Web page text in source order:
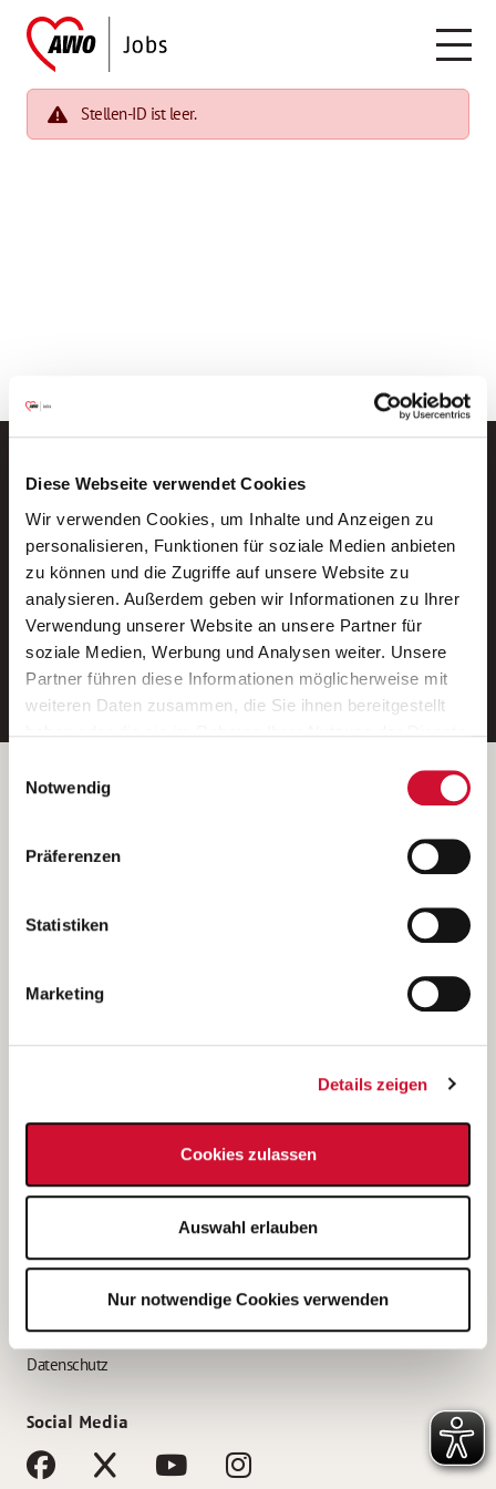
Diese Webseite verwendet Cookies
Wir verwenden Cookies, um Inhalte und Anzeigen zu
personalisieren, Funktionen für soziale Medien anbieten
zu können und die Zugriffe auf unsere Website zu
analysieren. Außerdem geben wir Informationen zu Ihrer
Verwendung unserer Website an unsere Partner für
soziale Medien, Werbung und Analysen weiter. Unsere
Partner führen diese Informationen möglicherweise mit
weiteren Daten zusammen, die Sie ihnen bereitgestellt
Wenn Sie auf „Cookies zulassen“ klicken, so stimmen
Sie der Speicherung sämtlicher Cookies zu. Sie können
Ihre Einwilligung selbstverständlich jederzeit widerrufen,
indem Sie die Cookie-Einstellungen aufrufen und diese
unsererDatenschutzerklärung
Notwendig
Präferenzen
Statistiken
Marketing
Details zeigen
Cookies zulassen
Auswahl erlauben
Nur notwendige Cookies verwenden
Stellen-ID ist leer.
Neue Stellen per E-Mail.
Ein kostenloser Service von AWO
Jobs.
E-Mail-Adresse eintragen
Betreiber der Webseite
Kantstraße 45a
(Ein Tochterunternehmen des AWO Bezirksverbandes Unterfranken
e.V.)
Bewerbung als Altenpflegehelfer*in
Bewerbung als Erzieher*in
AWO Gliederungen nach Bundesland
Impressum
Datenschutz
Social Media